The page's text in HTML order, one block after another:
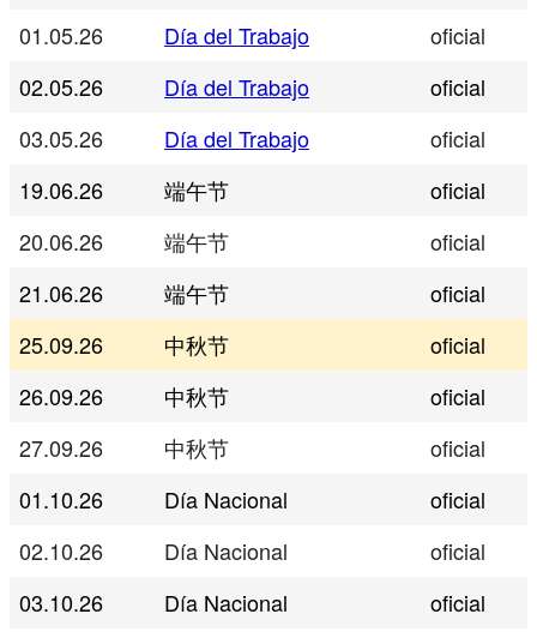
01.05.26
Día del Trabajo
oficial
02.05.26
Día del Trabajo
oficial
03.05.26
Día del Trabajo
oficial
19.06.26
端午节
oficial
20.06.26
端午节
oficial
21.06.26
端午节
oficial
25.09.26
中秋节
oficial
26.09.26
中秋节
oficial
27.09.26
中秋节
oficial
01.10.26
Día Nacional
oficial
02.10.26
Día Nacional
oficial
03.10.26
Día Nacional
oficial